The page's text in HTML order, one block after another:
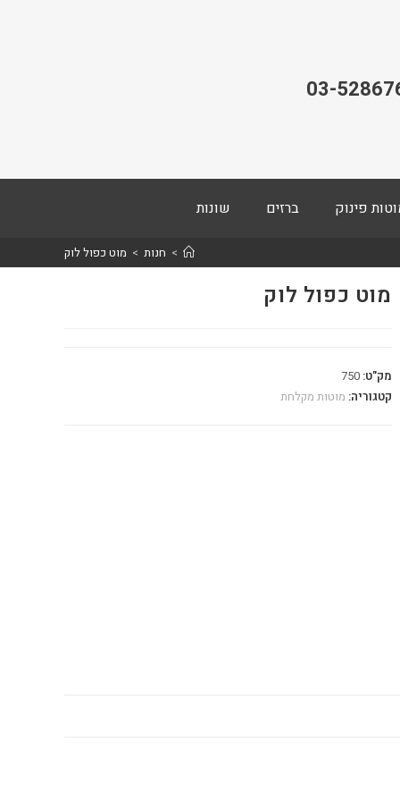
03-
פינוק ברזים שונות
> חנות > מוט כפול לוק
מוט כפול לוק
מק"ט:750
קטגוריה: מוטות מקלחת